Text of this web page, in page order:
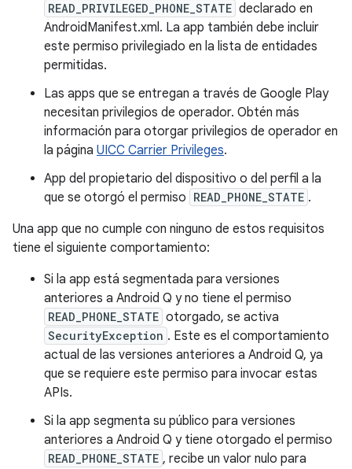
READ_PRIVILEGED_PHONE_STATE declarado en
AndroidManifest.xml. La app también debe incluir
este permiso privilegiado en la lista de entidades
permitidas.
Las apps que se entregan a través de Google Play
necesitan privilegios de operador. Obtén más
información para otorgar privilegios de operador en
la página UICC Carrier Privileges.
App del propietario del dispositivo o del perfil a la
que se otorgó el permiso READ_PHONE_STATE .
Una app que no cumple con ninguno de estos requisitos
tiene el siguiente comportamiento:
Si la app está segmentada para versiones
anteriores a Android Q y no tiene el permiso
READ_PHONE_STATE otorgado, se activa
SecurityException . Este es el comportamiento
actual de las versiones anteriores a Android Q, ya
que se requiere este permiso para invocar estas
APIs.
Si la app segmenta su público para versiones
anteriores a Android Q y tiene otorgado el permiso
READ_PHONE_STATE , recibe un valor nulo para